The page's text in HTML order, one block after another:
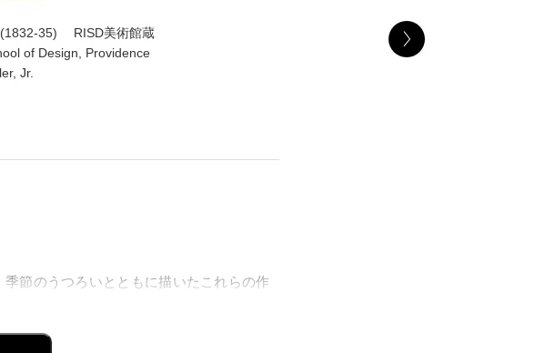
(1832-35) RISD美術館蔵
of Design, Providence
Jr.
節のうつろいとともに描いたこれらの作
ブ・デザイン（通称・RISD美術館）に